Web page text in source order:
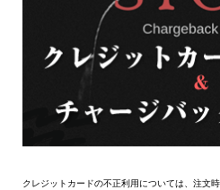
クレジットカードの不正利用については、注文